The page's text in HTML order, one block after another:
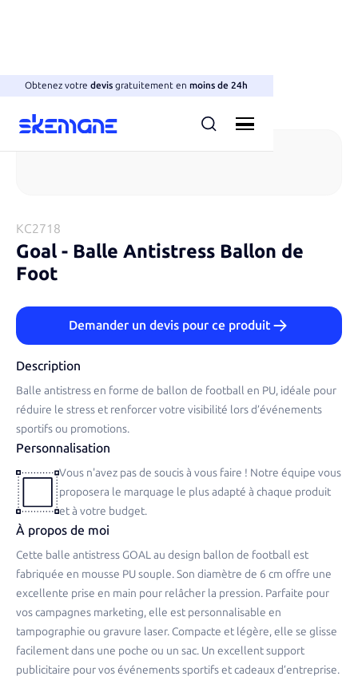
Obtenez votre devisgratuitement enmoins de 24h
KC2718
Goal- Balle Antistress Ballon de
Foot
Demander un devis pour ce produit
Description
Balle antistress en forme de ballon de football en PU, idéale pour
réduire le stress et renforcer votre visibilité lors d’événements
sportifs ou promotions.
Personnalisation
Vous n'avez pas de soucis à vous faire ! Notre équipe vous
proposera le marquage le plus adapté à chaque produit
et à votre budget.
À propos de moi
Cette balle antistress GOAL au design ballon de football est
fabriquée en mousse PU souple. Son diamètre de 6 cm offre une
excellente prise en main pour relâcher la pression. Parfaite pour
vos campagnes marketing, elle est personnalisable en
tampographie ou gravure laser. Compacte et légère, elle se glisse
facilement dans une poche ou un sac. Un excellent support
publicitaire pour vos événements sportifs et cadeaux d’entreprise.